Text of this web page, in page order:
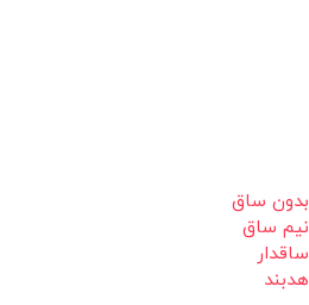
بدون ساق
نیم ساق
ساقدار
هدبند